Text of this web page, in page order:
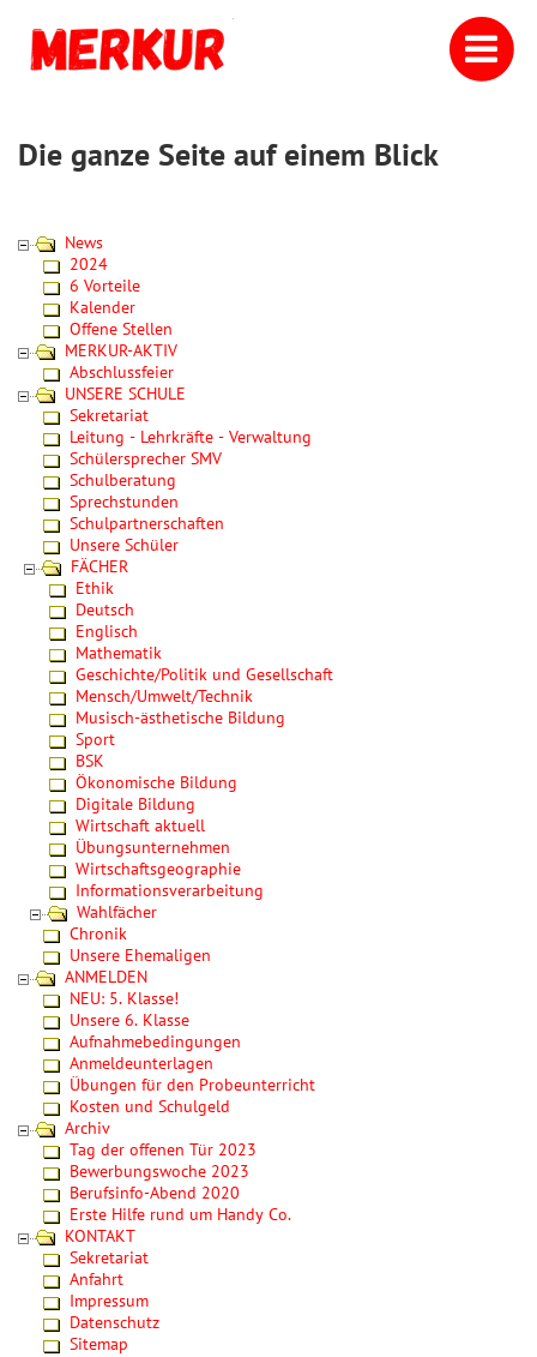
Die ganze Seite auf einem Blick
News
2024
6 Vorteile
Kalender
Offene Stellen
MERKUR-AKTIV
Abschlussfeier
UNSERE SCHULE
Sekretariat
Leitung - Lehrkräfte - Verwaltung
Schülersprecher SMV
Schulberatung
Sprechstunden
Schulpartnerschaften
Unsere Schüler
FÄCHER
Ethik
Deutsch
Englisch
Mathematik
Geschichte/Politik und Gesellschaft
Mensch/Umwelt/Technik
Musisch-ästhetische Bildung
Sport
BSK
Ökonomische Bildung
Digitale Bildung
Wirtschaft aktuell
Übungsunternehmen
Wirtschaftsgeographie
Informationsverarbeitung
Wahlfächer
Chronik
Unsere Ehemaligen
ANMELDEN
NEU: 5. Klasse!
Unsere 6. Klasse
Aufnahmebedingungen
Anmeldeunterlagen
Übungen für den Probeunterricht
Kosten und Schulgeld
Archiv
Tag der offenen Tür 2023
Bewerbungswoche 2023
Berufsinfo-Abend 2020
Erste Hilfe rund um Handy Co.
KONTAKT
Sekretariat
Anfahrt
Impressum
Datenschutz
Sitemap